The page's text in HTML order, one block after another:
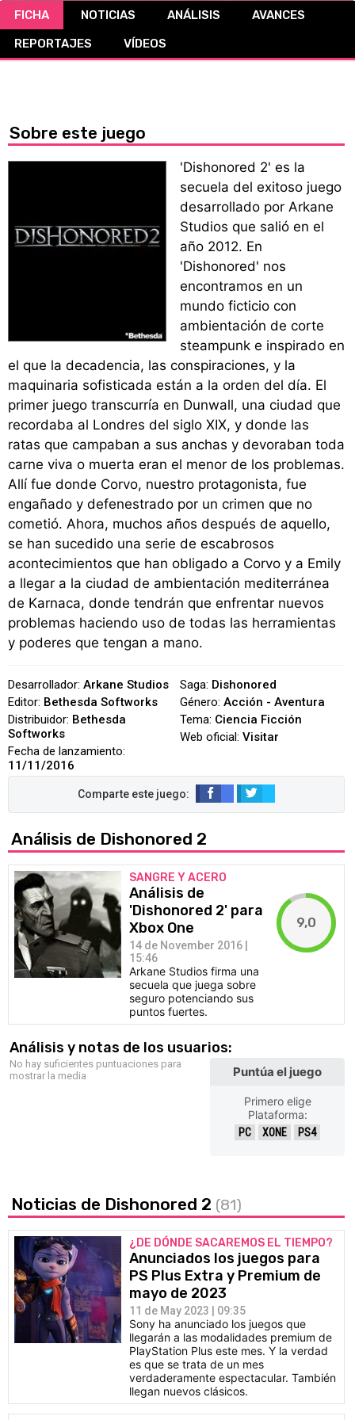
CÓMICS
FICHA NOTICIAS ANÁLISIS
AVANCES
REPORTAJES
VÍDEOS
Sobre este juego
'Dishonored 2' es la
secuela del exitoso juego
desarrollado por Arkane
Studios que salió en el
año 2012. En
'Dishonored' nos
encontramos en un
mundo ficticio con
ambientación de corte
steampunk e inspirado en
el que la decadencia, las conspiraciones, y la
maquinaria sofisticada están a la orden del día. El
primer juego transcurría en Dunwall, una ciudad que
recordaba al Londres del siglo XIX, y donde las
ratas que campaban a sus anchas y devoraban toda
carne viva o muerta eran el menor de los problemas.
Allí fue donde Corvo, nuestro protagonista, fue
engañado y defenestrado por un crimen que no
cometió. Ahora, muchos años después de aquello,
se han sucedido una serie de escabrosos
acontecimientos que han obligado a Corvo y a Emily
a llegar a la ciudad de ambientación mediterránea
de Karnaca, donde tendrán que enfrentar nuevos
problemas haciendo uso de todas las herramientas
y poderes que tengan a mano.
Desarrollador: Arkane Studios
Editor: Bethesda Softworks
Distribuidor: Bethesda
Softworks
Fecha de lanzamiento:
11/11/2016
Saga: Dishonored
Género: Acción - Aventura
Tema: Ciencia Ficción
Web oficial: Visitar
Análisis de Dishonored 2
SANGRE Y ACERO
Análisis de
'Dishonored 2' para
Xbox One
14 de November 2016 |
15:46
Arkane Studios firma una
secuela que juega sobre
seguro potenciando sus
puntos fuertes.
9,0
Análisis y notas de los usuarios:
No hay suficientes puntuaciones para
mostrar la media
Puntúa el juego
Primero elige
Plataforma:
PC XONE PS4
Noticias de Dishonored 2 (81)
¿DE DÓNDE SACAREMOS EL TIEMPO?
Anunciados los juegos para
PS Plus Extra y Premium de
mayo de 2023
11 de May 2023 | 09:35
Sony ha anunciado los juegos que
llegarán a las modalidades premium de
PlayStation Plus este mes. Y la verdad
es que se trata de un mes
verdaderamente espectacular. También
llegan nuevos clásicos.